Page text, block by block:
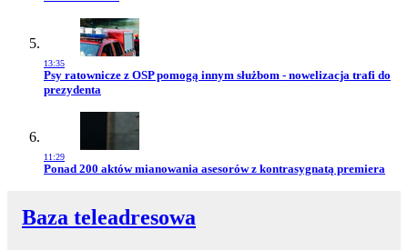
13:35
Przejdź do artykułu:
Psy ratownicze z OSP pomogą innym służbom - nowelizacja trafi do
prezydenta
11:29
Przejdź do artykułu:
Ponad 200 aktów mianowania asesorów z kontrasygnatą premiera
Baza teleadresowa